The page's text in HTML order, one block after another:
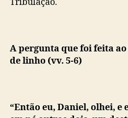
Tribulação.
A pergunta que foi feita
de linho (vv. 5-6)
“Então eu, Daniel, olhei, e